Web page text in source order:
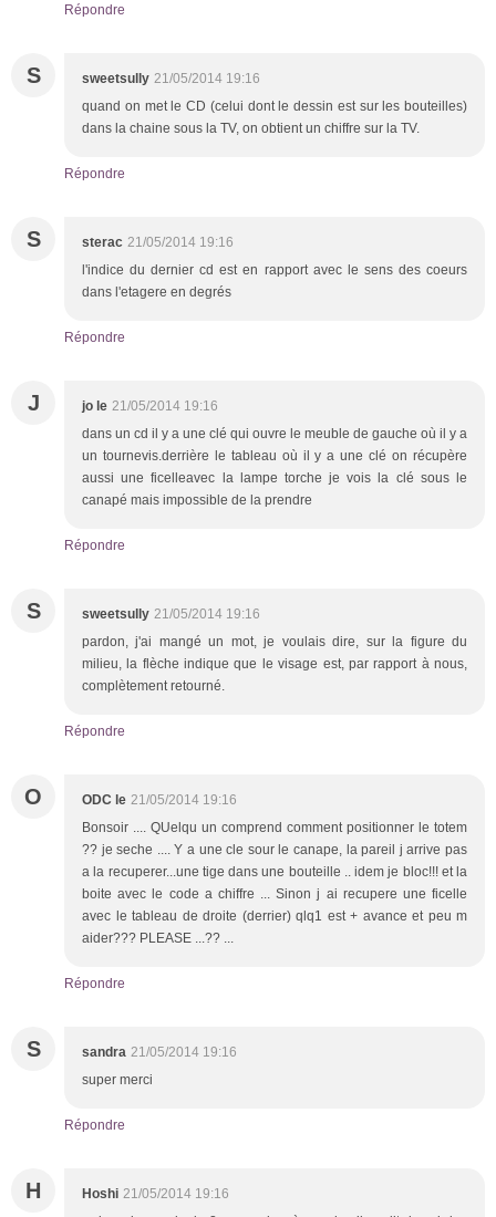
Répondre
S sweetsully 21/05/2014 19:16
quand on met le CD (celui dont le dessin est sur les bouteilles)
dans la chaine sous la TV, on obtient un chiffre sur la TV.
Répondre
S sterac 21/05/2014 19:16
l'indice du dernier cd est en rapport avec le sens des coeurs
dans l'etagere en degrés
Répondre
J jo le 21/05/2014 19:16
dans un cd il y a une clé qui ouvre le meuble de gauche où il y a
un tournevis.derrière le tableau où il y a une clé on récupère
aussi une ficelleavec la lampe torche je vois la clé sous le
canapé mais impossible de la prendre
Répondre
S sweetsully 21/05/2014 19:16
pardon, j'ai mangé un mot, je voulais dire, sur la figure du
milieu, la flèche indique que le visage est, par rapport à nous,
complètement retourné.
Répondre
O ODC le 21/05/2014 19:16
Bonsoir .... QUelqu un comprend comment positionner le totem
?? je seche .... Y a une cle sour le canape, la pareil j arrive pas
a la recuperer...une tige dans une bouteille .. idem je bloc!!! et la
boite avec le code a chiffre ... Sinon j ai recupere une ficelle
avec le tableau de droite (derrier) qlq1 est + avance et peu m
aider??? PLEASE ...?? ...
Répondre
S sandra 21/05/2014 19:16
super merci
Répondre
H Hoshi 21/05/2014 19:16